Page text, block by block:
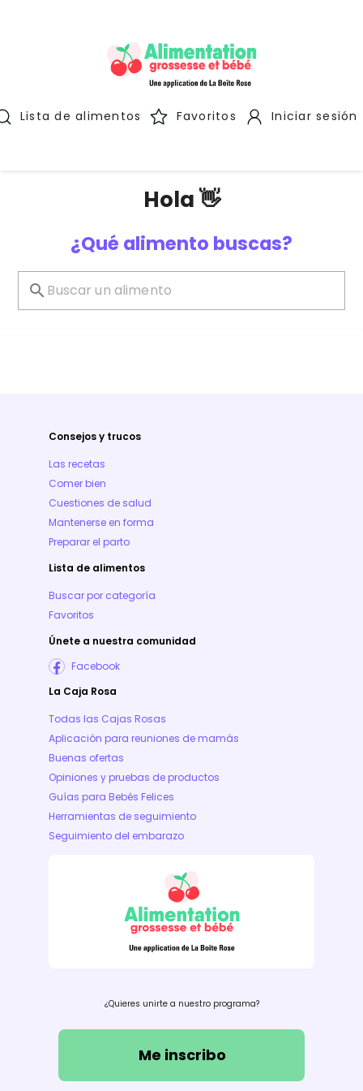
Lista de alimentos Favoritos Iniciar sesión
Hola 👋
¿Qué alimento buscas?
Consejos y trucos
Las recetas
Comer bien
Cuestiones de salud
Mantenerse en forma
Preparar el parto
Lista de alimentos
Buscar por categoría
Favoritos
Únete a nuestra comunidad
Facebook
La Caja Rosa
Todas las Cajas Rosas
Aplicación para reuniones de mamás
Buenas ofertas
Opiniones y pruebas de productos
Guías para Bebés Felices
Herramientas de seguimiento
Seguimiento del embarazo
¿Quieres unirte a nuestro programa?
Me inscribo